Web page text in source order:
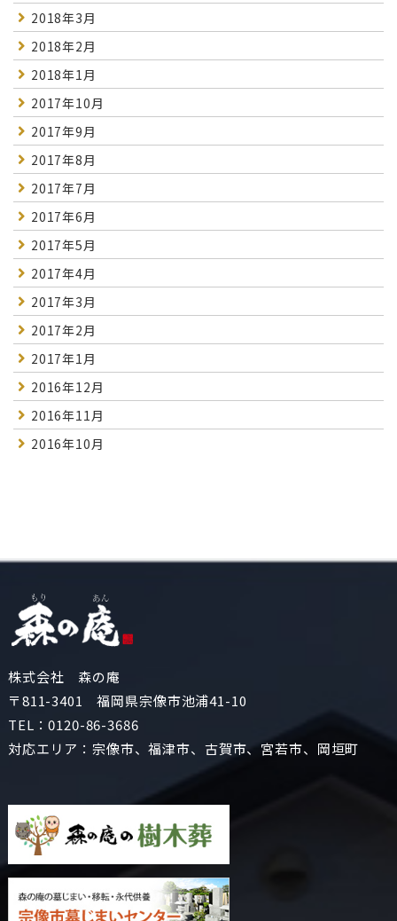
2018年3月
2018年2月
2018年1月
2017年10月
2017年9月
2017年8月
2017年7月
2017年6月
2017年5月
2017年4月
2017年3月
2017年2月
2017年1月
2016年12月
2016年11月
2016年10月
株式会社 森の庵
〒811-3401 福岡県宗像市池浦41-10
TEL：0120-86-3686
対応エリア：宗像市、福津市、古賀市、宮若市、岡垣町